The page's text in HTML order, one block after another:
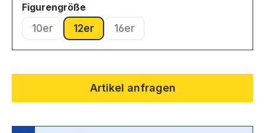
Figurengrößeauswählen
10er
(Diese Option ist zurzeit nicht verfügbar.)
12er
(Diese Option ist zurzeit nicht verfügbar.)
16er
(Diese Option ist zurzeit nicht
Artikel anfragen